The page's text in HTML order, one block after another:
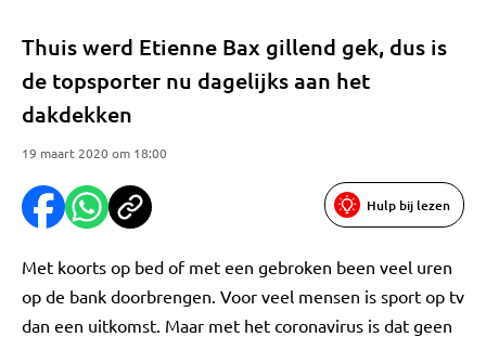
Thuis werd Etienne Bax gillend gek, dus is
de topsporter nu dagelijks aan het
dakdekken
19 maart 2020 om 18:00
Hulp bij lezen
Met koorts op bed of met een gebroken been veel uren
op de bank doorbrengen. Voor veel mensen is sport op tv
dan een uitkomst. Maar met het coronavirus is dat geen